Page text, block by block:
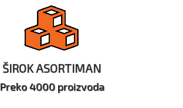
ŠIROK ASORTIMAN
Preko 4000 proizvoda